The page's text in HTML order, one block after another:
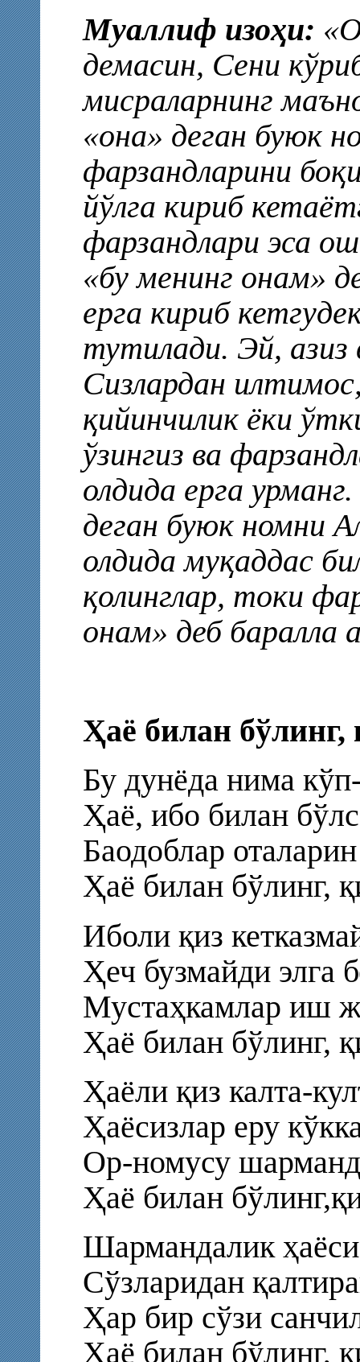
Муаллиф изоҳи:
демасин, Сени
мисраларнинг
«она» деган буюк
фарзандларини
йўлга кириб
фарзандлари эса
«бу менинг онам»
ерга кириб
тутилади. Эй, азиз
Сизлардан
қийинчилик ёки
ўзингиз ва
олдида ерга
деган буюк номни
олдида муқаддас
қолинглар, токи
онам» деб баралла
Ҳаё билан бўлинг,
Бу дунёда нима
Ҳаё, ибо билан
Баодоблар
Ҳаё билан бўлинг,
Иболи қиз
Ҳеч бузмайди элга
Мустаҳкамлар иш
Ҳаё билан бўлинг,
Ҳаёли қиз калта-
Ҳаёсизлар еру
Ор-номусу
Ҳаё билан
Шармандалик
Сўзларидан
Ҳар бир сўзи
Ҳаё билан бўлинг,